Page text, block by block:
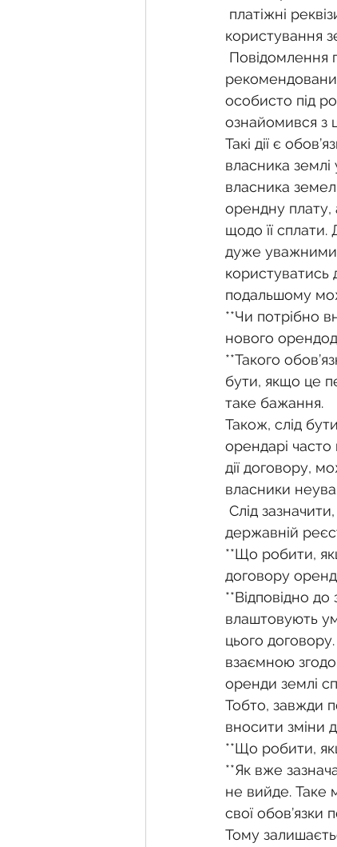
користування
особисто під
ознайомився з
Такі дії є
власника
власника
орендну плату,
щодо її
дуже уважними
подальшому
**Чи потрібно
нового
**Такого
бути, якщо це
таке бажання.
Також, слід
орендарі
дії договору,
власники
державній
**Що робити,
договору
**Відповідно
влаштовують
цього
взаємною
оренди землі
Тобто, завжди
вносити зміни
**Що робити,
**Як вже
не вийде. Таке
свої обов’язки
Тому